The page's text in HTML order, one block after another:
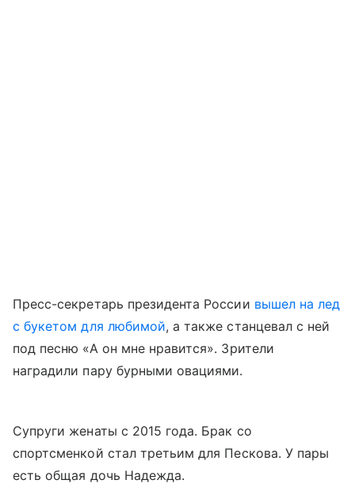
Пресс-секретарь президента России вышел на лед
с букетом для любимой, а также станцевал с ней
под песню «А он мне нравится». Зрители
наградили пару бурными овациями.
Супруги женаты с 2015 года. Брак со
спортсменкой стал третьим для Пескова. У пары
есть общая дочь Надежда.